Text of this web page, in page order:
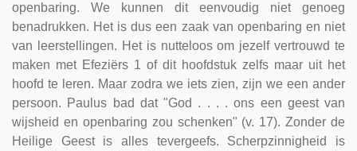
openbaring. We kunnen dit eenvoudig niet genoeg
benadrukken. Het is dus een zaak van openbaring en niet
van leerstellingen. Het is nutteloos om jezelf vertrouwd te
maken met Efeziërs 1 of dit hoofdstuk zelfs maar uit het
hoofd te leren. Maar zodra we iets zien, zijn we een ander
persoon. Paulus bad dat "God . . . . ons een geest van
wijsheid en openbaring zou schenken" (v. 17). Zonder de
Heilige Geest is alles tevergeefs. Scherpzinnigheid is